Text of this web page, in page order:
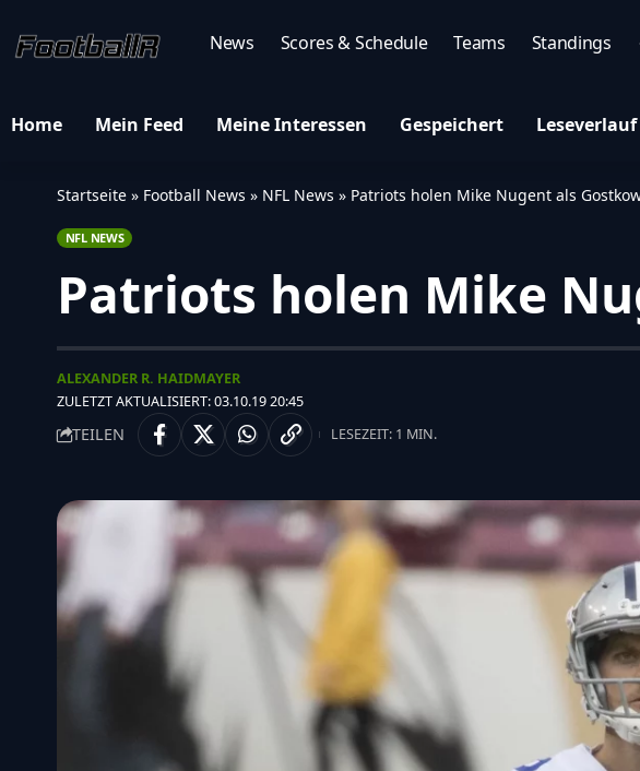
News Scores & Schedule Teams Standings
Home Mein Feed Meine Interessen Gespeichert Leseverlauf
Startseite » Football News » NFL News » Patriots holen Mike Nugent als
NFL NEWS
Patriots holen Mike
ZULETZT AKTUALISIERT: 03.10.19 20:45
ALEXANDER R. HAIDMAYER
TEILEN LESEZEIT: 1 MIN.